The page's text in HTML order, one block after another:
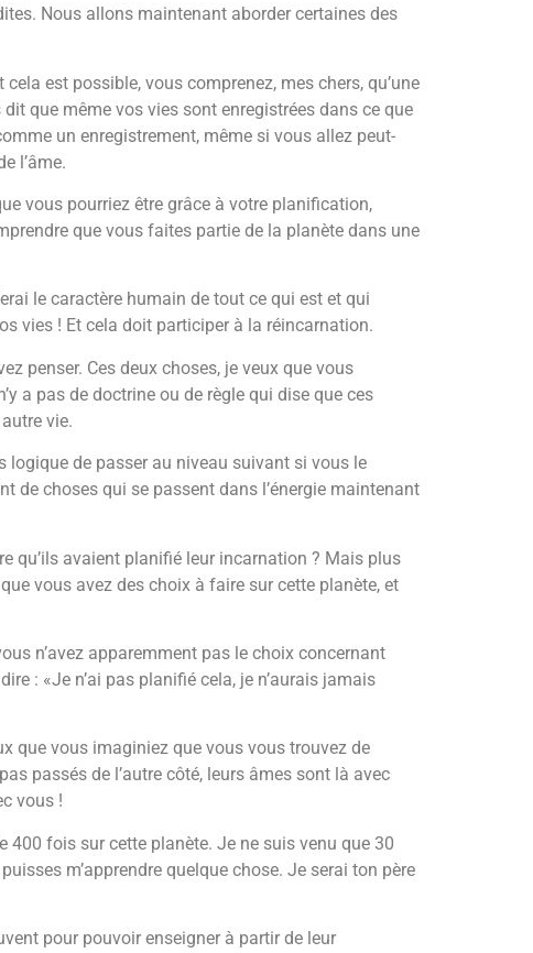
Nous allons maintenant aborder certaines des
est possible, vous comprenez, mes chers, qu’une
que même vos vies sont enregistrées dans ce que
un enregistrement, même si vous allez peut-
l’âme.
vous pourriez être grâce à votre planification,
que vous faites partie de la planète dans une
le caractère humain de tout ce qui est et qui
vies ! Et cela doit participer à la réincarnation.
penser. Ces deux choses, je veux que vous
a pas de doctrine ou de règle qui dise que ces
vie.
logique de passer au niveau suivant si vous le
de choses qui se passent dans l’énergie maintenant
qu’ils avaient planifié leur incarnation ? Mais plus
vous avez des choix à faire sur cette planète, et
n’avez apparemment pas le choix concernant
: «Je n’ai pas planifié cela, je n’aurais jamais
que vous imaginiez que vous vous trouvez de
passés de l’autre côté, leurs âmes sont là avec
vous !
400 fois sur cette planète. Je ne suis venu que 30
m’apprendre quelque chose. Je serai ton père
pour pouvoir enseigner à partir de leur